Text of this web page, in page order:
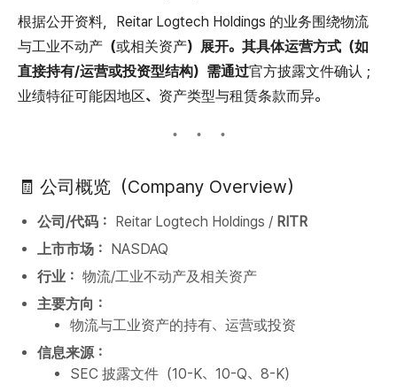
根据公开资料，Reitar Logtech Holdings 的业务围绕物流
与工业不动产（或相关资产） 展开。其具体运营方式（如
直接持有/运营或投资型结构）需通过官方披露文件确认；
业绩特征可能因地区、资产类型与租赁条款而异。
🧾 公司概览（Company Overview）
公司/代码： Reitar Logtech Holdings / RITR
上市市场： NASDAQ
行业： 物流/工业不动产及相关资产
主要方向：
物流与工业资产的持有、运营或投资
信息来源：
SEC 披露文件（10-K、10-Q、8-K）